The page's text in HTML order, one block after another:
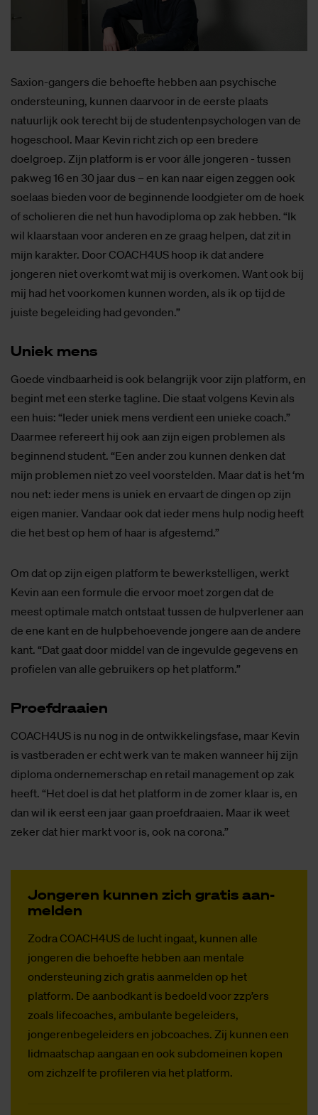
Saxion-gangers die behoefte hebben aan psychische
ondersteuning, kunnen daarvoor in de eerste plaats
natuurlijk ook terecht bij de studentenpsychologen van de
hogeschool. Maar Kevin richt zich op een bredere
doelgroep. Zijn platform is er voor álle jongeren - tussen
pakweg 16 en 30 jaar dus – en kan naar eigen zeggen ook
soelaas bieden voor de beginnende loodgieter om de hoek
of scholieren die net hun havodiploma op zak hebben. “Ik
wil klaarstaan voor anderen en ze graag helpen, dat zit in
mijn karakter. Door COACH4US hoop ik dat andere
jongeren niet overkomt wat mij is overkomen. Want ook bij
mij had het voorkomen kunnen worden, als ik op tijd de
juiste begeleiding had gevonden.”
Uniek mens
Goede vindbaarheid is ook belangrijk voor zijn platform, en
begint met een sterke tagline. Die staat volgens Kevin als
een huis: “Ieder uniek mens verdient een unieke coach.”
Daarmee refereert hij ook aan zijn eigen problemen als
beginnend student. “Een ander zou kunnen denken dat
mijn problemen niet zo veel voorstelden. Maar dat is het ‘m
nou net: ieder mens is uniek en ervaart de dingen op zijn
eigen manier. Vandaar ook dat ieder mens hulp nodig heeft
die het best op hem of haar is afgestemd.”
Om dat op zijn eigen platform te bewerkstelligen, werkt
Kevin aan een formule die ervoor moet zorgen dat de
meest optimale match ontstaat tussen de hulpverlener aan
de ene kant en de hulpbehoevende jongere aan de andere
kant. “Dat gaat door middel van de ingevulde gegevens en
profielen van alle gebruikers op het platform.”
Proef­draai­en
COACH4US is nu nog in de ontwikkelingsfase, maar Kevin
is vastberaden er echt werk van te maken wanneer hij zijn
diploma ondernemerschap en retail management op zak
heeft. “Het doel is dat het platform in de zomer klaar is, en
dan wil ik eerst een jaar gaan proefdraaien. Maar ik weet
zeker dat hier markt voor is, ook na corona.”
Jon­ge­ren kun­nen zich gra­tis aan­
mel­den
Zodra COACH4US de lucht ingaat, kunnen alle
jongeren die behoefte hebben aan mentale
ondersteuning zich gratis aanmelden op het
platform. De aanbodkant is bedoeld voor zzp’ers
zoals lifecoaches, ambulante begeleiders,
jongerenbegeleiders en jobcoaches. Zij kunnen een
lidmaatschap aangaan en ook subdomeinen kopen
om zichzelf te profileren via het platform.